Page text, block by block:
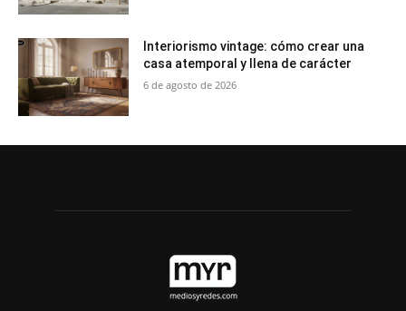
Interiorismo vintage: cómo crear una
casa atemporal y llena de carácter
6 de agosto de 2026